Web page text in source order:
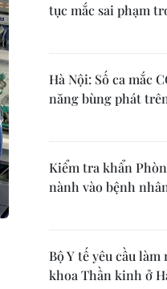
tục mắc sai phạm
Hà Nội: Số ca mắc
năng bùng phát
Kiểm tra khẩn
nành vào bệnh
Bộ Y tế yêu cầu
khoa Thần kinh ở